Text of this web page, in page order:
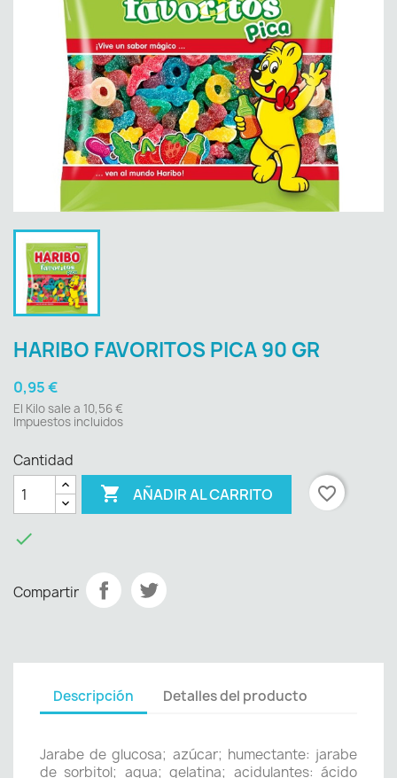
HARIBO FAVORITOS PICA 90 GR
0,95 €
El Kilo sale a 10,56 €
Impuestos incluidos
Cantidad
 AÑADIR AL CARRITO favorite_border

Compartir
Descripción Detalles del producto
Jarabe de glucosa; azúcar; humectante: jarabe
de sorbitol; agua; gelatina; acidulantes: ácido